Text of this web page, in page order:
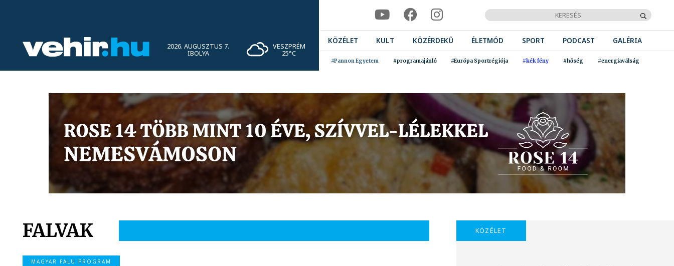
2026. AUGUSZTUS 7.
IBOLYA
VESZPRÉM
25°C
KÖZÉLET KULT KÖZÉRDEKŰ ÉLETMÓD SPORT PODCAST GALÉRIA
#Pannon Egyetem #programajánló #Európa Sportrégiója #kék fény #hőség #energiaválság
FALVAK
MAGYAR FALU PROGRAM
KÖZÉLET